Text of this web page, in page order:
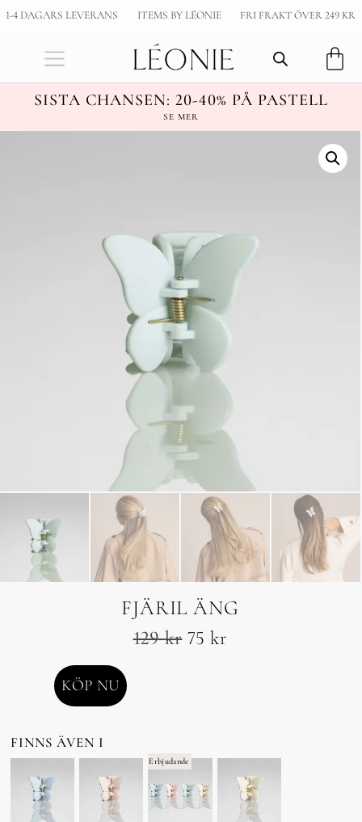
1-4 DAGARS LEVERANS ITEMS BY LÉONIE FRI FRAKT ÖVER 249 KR
SISTA CHANSEN: 20-40% PÅ PASTELL
SE MER
FJÄRIL ÄNG
129kr 75 kr
KÖP NU
FINNS ÄVEN I
Erbjudande